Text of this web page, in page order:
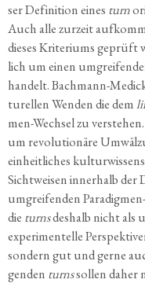
ser Defi­ni­ti­on eines turn
Auch alle zur­zeit
die­ses Kri­te­ri­ums geprüft
lich um einen
han­delt. Bach­mann-
tu­rel­len Wen­den die dem
men-Wech­sel zu
um revo­lu­tio­nä­re
ein­heit­li­ches
Sicht­wei­sen inner­halb der
umgrei­fen­den
die turnsdes­halb nicht als
expe­ri­men­tel­le
son­dern gut und ger­ne
gen­den turnssol­len daher